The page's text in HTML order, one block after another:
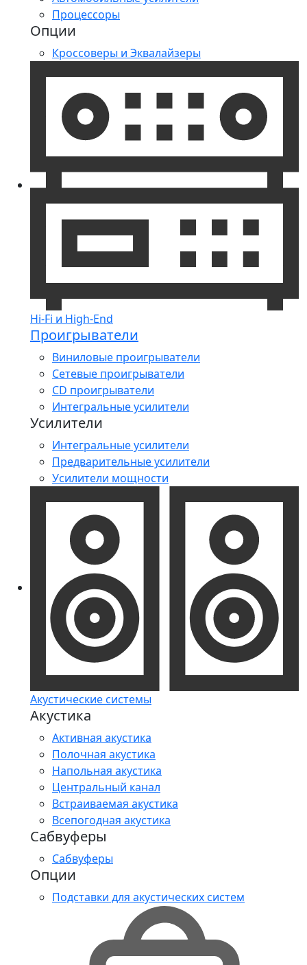
Процессоры
Опции
Кроссоверы и Эквалайзеры
Hi-Fi и High-End
Проигрыватели
Виниловые проигрыватели
Сетевые проигрыватели
CD проигрыватели
Интегральные усилители
Усилители
Интегральные усилители
Предварительные усилители
Усилители мощности
Акустические системы
Акустика
Активная акустика
Полочная акустика
Напольная акустика
Центральный канал
Встраиваемая акустика
Всепогодная акустика
Сабвуферы
Сабвуферы
Опции
Подставки для акустических систем